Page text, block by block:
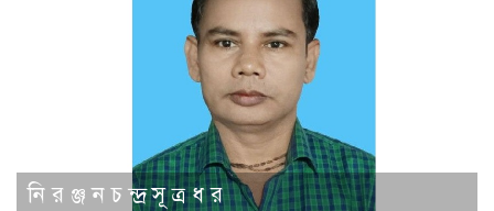
নি র ঞ্জ ন চ ন্দ্র সূ ত্র ধ র